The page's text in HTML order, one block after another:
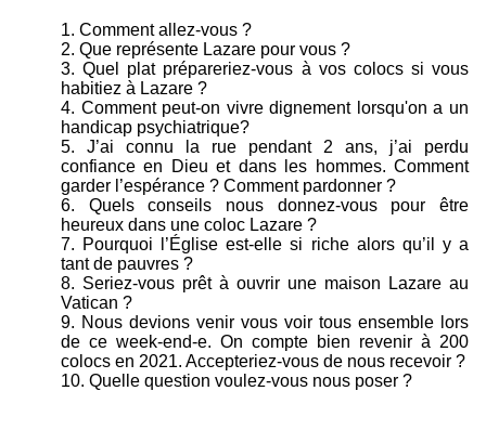
1. Comment allez-vous ?
2. Que représente Lazare pour vous ?
3. Quel plat prépareriez-vous à vos colocs si vous
habitiez à Lazare ?
4. Comment peut-on vivre dignement lorsqu'on a un
handicap psychiatrique?
5. J’ai connu la rue pendant 2 ans, j’ai perdu
confiance en Dieu et dans les hommes. Comment
garder l’espérance ? Comment pardonner ?
6. Quels conseils nous donnez-vous pour être
heureux dans une coloc Lazare ?
7. Pourquoi l’Église est-elle si riche alors qu’il y a
tant de pauvres ?
8. Seriez-vous prêt à ouvrir une maison Lazare au
Vatican ?
9. Nous devions venir vous voir tous ensemble lors
de ce week-end-e. On compte bien revenir à 200
colocs en 2021. Accepteriez-vous de nous recevoir ?
10. Quelle question voulez-vous nous poser ?